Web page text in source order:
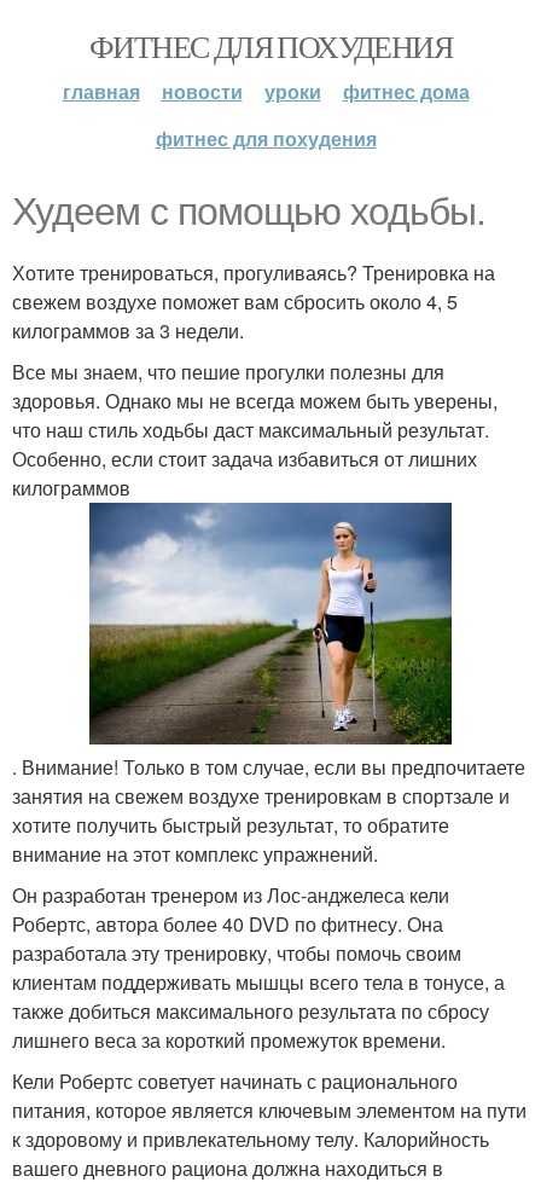
ФИТНЕС ДЛЯ ПОХУДЕНИЯ
главная новости уроки
фитнес дома
фитнес для похудения
Худеем с помощью ходьбы.
Хотите тренироваться, прогуливаясь? Тренировка на
свежем воздухе поможет вам сбросить около 4, 5
килограммов за 3 недели.
Все мы знаем, что пешие прогулки полезны для
здоровья. Однако мы не всегда можем быть уверены,
что наш стиль ходьбы даст максимальный результат.
Особенно, если стоит задача избавиться от лишних
килограммов
. Внимание! Только в том случае, если вы предпочитаете
занятия на свежем воздухе тренировкам в спортзале и
хотите получить быстрый результат, то обратите
внимание на этот комплекс упражнений.
Он разработан тренером из Лос-анджелеса кели
Робертс, автора более 40 DVD по фитнесу. Она
разработала эту тренировку, чтобы помочь своим
клиентам поддерживать мышцы всего тела в тонусе, а
также добиться максимального результата по сбросу
лишнего веса за короткий промежуток времени.
Кели Робертс советует начинать с рационального
питания, которое является ключевым элементом на пути
к здоровому и привлекательному телу. Калорийность
вашего дневного рациона должна находиться в